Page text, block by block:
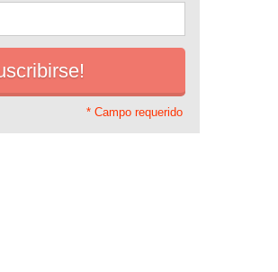
* Campo requerido